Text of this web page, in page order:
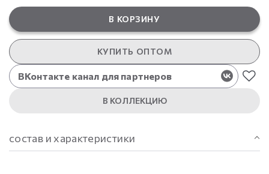
В КОРЗИНУ
КУПИТЬ ОПТОМ
ВКонтакте канал для партнеров
В КОЛЛЕКЦИЮ
состав и характеристики